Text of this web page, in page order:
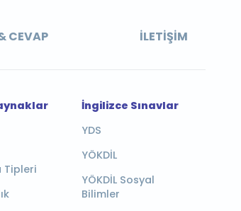
CEVAP İLETIŞIM
Tipleri
İngilizce Sınavlar
YDS
YÖKDİL
YÖKDİL Sosyal
Bilimler